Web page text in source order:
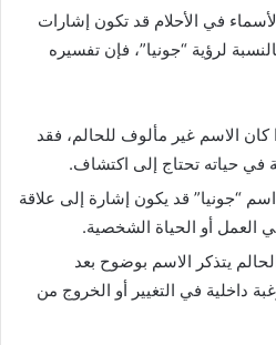
في الأحلام قد تكون إشارات
لرؤية “جونيا”، فإن تفسيره
كان الاسم غير مألوف للحالم، فقد
في حياته تحتاج إلى اكتشاف.
“جونيا” قد يكون إشارة إلى علاقة
أو الحياة الشخصية.
يتذكر الاسم بوضوح بعد
داخلية في التغيير أو الخروج من